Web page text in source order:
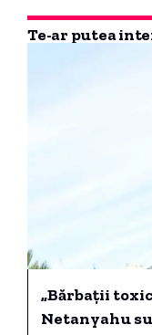
Te-ar putea
„Bărbații
Netanyahu